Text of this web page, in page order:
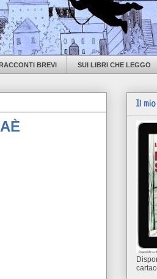
BREVI SUI LIBRI CHE LEGGO
Il